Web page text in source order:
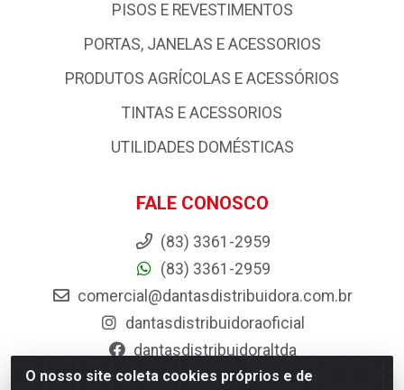
O nosso site coleta cookies próprios e de
PISOS E REVESTIMENTOS
PORTAS, JANELAS E ACESSORIOS
PRODUTOS AGRÍCOLAS E ACESSÓRIOS
TINTAS E ACESSORIOS
UTILIDADES DOMÉSTICAS
FALE CONOSCO
(83) 3361-2959
(83) 3361-2959
comercial@dantasdistribuidora.com.br
dantasdistribuidoraoficial
dantasdistribuidoraltda